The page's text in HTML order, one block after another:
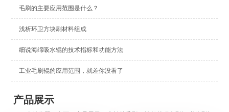
毛刷的主要应用范围是什么？
浅析环卫方块刷材料组成
细说海绵吸水辊的技术指标和功能方法
工业毛刷辊的应用范围，就差你没看了
产品展示